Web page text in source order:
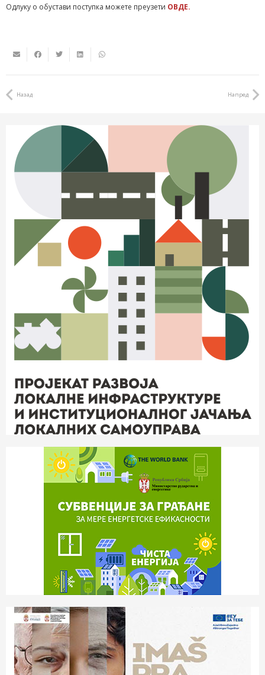
Одлуку о обустави поступка можете преузети ОВДЕ.
Назад Напред